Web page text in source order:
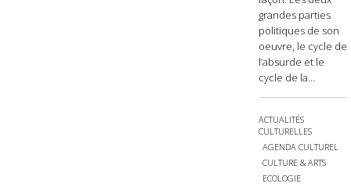
grandes parties
politiques de son
oeuvre, le cycle de
l’absurde et le
cycle de la...
ACTUALITÉS
CULTURELLES
AGENDA CULTUREL
CULTURE & ARTS
ECOLOGIE